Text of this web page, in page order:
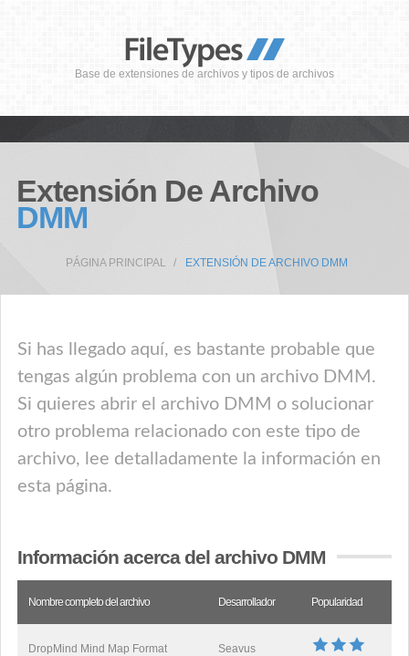
Base de extensiones de archivos y tipos de archivos
Extensión De Archivo
DMM
PÁGINA PRINCIPAL EXTENSIÓN DE ARCHIVO DMM
Si has llegado aquí, es bastante probable que
tengas algún problema con un archivo DMM.
Si quieres abrir el archivo DMM o solucionar
otro problema relacionado con este tipo de
archivo, lee detalladamente la información en
esta página.
Información acerca del archivo DMM
Nombre completo del archivo Desarrollador Popularidad
DropMind Mind Map Format Seavus